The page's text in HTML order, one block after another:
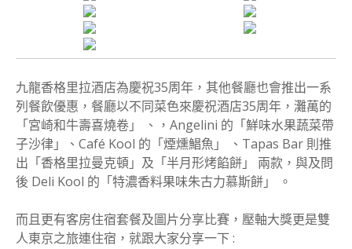
九龍香格里拉酒店為慶祝35周年，其他餐廳也會推出一系
列餐飲優惠，餐廳以不同菜色來慶祝酒店35周年，灘萬的
「宮崎和牛壽喜燒卷」 、，Angelini 的「鮮味水果蔬菜帶
子沙律」、Café Kool 的「煙燻鯧魚」 、Tapas Bar 則推
出「香格里拉曼克頓」及「半月形烤餡餅」 兩款，與及問
後 Deli Kool 的「特濃香料果味朱古力慕斯餅」 。
而且更有客房住宿套餐及圖片分享比賽，壓軸大獎更是雙
人東京之旅連住宿，就跟大家分享一下 :